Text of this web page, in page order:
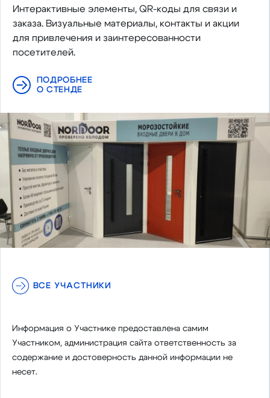
Интерактивные элементы, QR-коды для связи и
заказа. Визуальные материалы, контакты и акции
для привлечения и заинтересованности
посетителей.
ПОДРОБНЕЕ
О СТЕНДЕ
ВСЕ УЧАСТНИКИ
Информация о Участнике предоставлена самим
Участником, администрация сайта ответственность за
содержание и достоверность данной информации не
несет.